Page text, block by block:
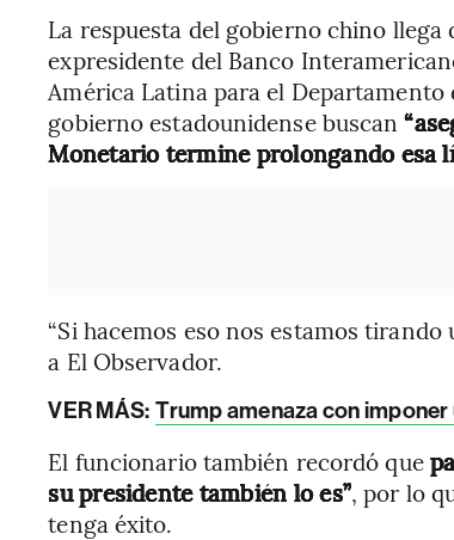
La respuesta del gobierno chino
expresidente del Banco
América Latina para el
gobierno estadounidense buscan
Monetario termine prolongando esa
“Si hacemos eso nos estamos
a El Observador.
VER MÁS: Trump amenaza con
El funcionario también recordó que
su presidente también lo es”, por lo
tenga éxito.